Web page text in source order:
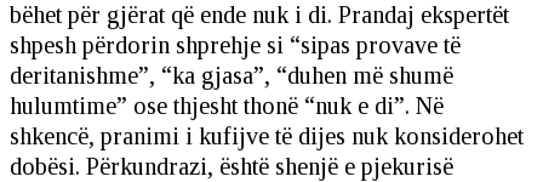
bëhet për gjërat që ende nuk i di. Prandaj ekspertët
shpesh përdorin shprehje si “sipas provave të
deritanishme”, “ka gjasa”, “duhen më shumë
hulumtime” ose thjesht thonë “nuk e di”. Në
shkencë, pranimi i kufijve të dijes nuk konsiderohet
dobësi. Përkundrazi, është shenjë e pjekurisë